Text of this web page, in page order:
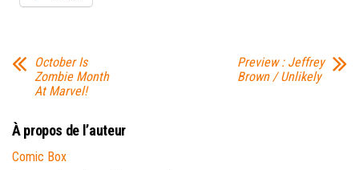
October Is
Zombie Month
At Marvel!
Preview : Jeffrey
Brown / Unlikely
À propos de l’auteur
Comic Box